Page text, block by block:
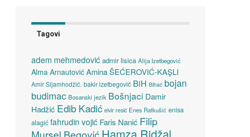
Tagovi
adem mehmedović admir lisica Alija Izetbegović
Alma Arnautović Amina ŠEĆEROVIĆ-KAŞLI
Amir Sijamhodžić. bakir izetbegović BiH Bihać bojan
budimac Bosanski jezik Bošnjaci Damir
Hadžić Edib Kadić elvir resić Enes Ratkušić enisa
alagić fahrudin vojić Faris Nanić Filip
Mursel Begović Hamza Ridžal